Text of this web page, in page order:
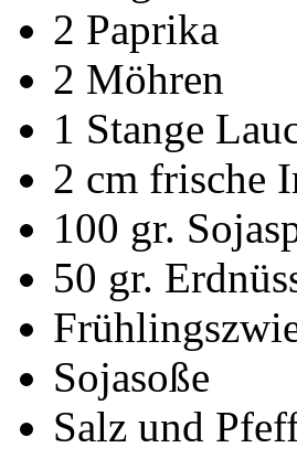
2 Paprika
2 Möhren
1 Stange
2 cm frische
100 gr.
50 gr.
Sojasoße
Salz und